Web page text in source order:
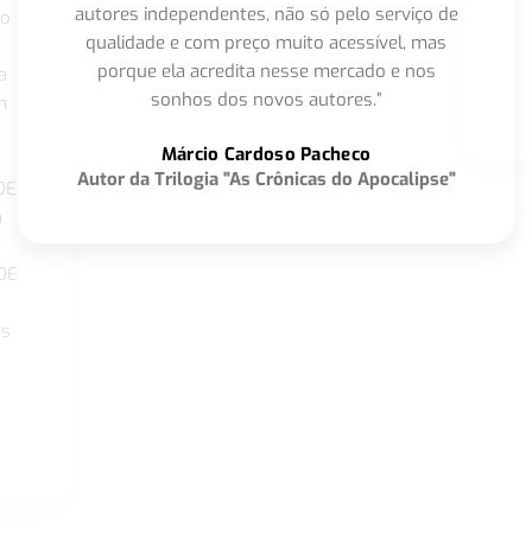
autores independentes, não só pelo serviço de
qualidade e com preço muito acessível, mas
porque ela acredita nesse mercado e nos
sonhos dos novos autores.”
Márcio Cardoso Pacheco
Autor da Trilogia "As Crônicas do Apocalipse"